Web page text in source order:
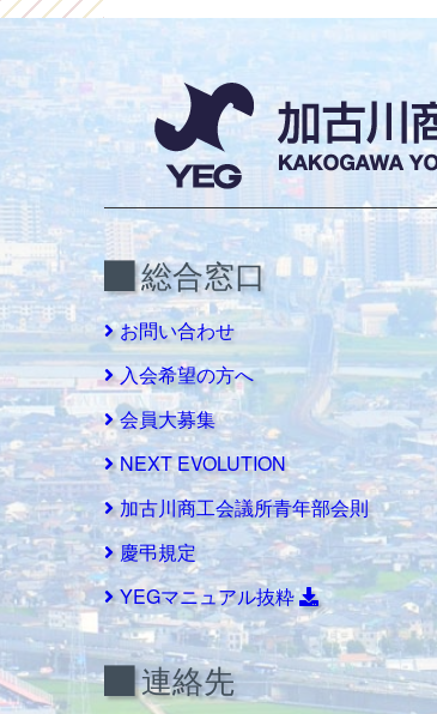
総合窓口
お問い合わせ
入会希望の方へ
会員大募集
NEXT EVOLUTION
加古川商工会議所青年部会則
慶弔規定
YEGマニュアル抜粋
連絡先